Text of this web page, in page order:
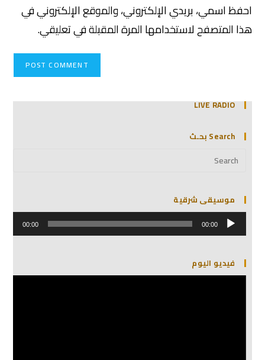
احفظ اسمي، بريدي الإلكتروني، والموقع الإلكتروني في
هذا المتصفح لاستخدامها المرة المقبلة في تعليقي.
LIVE RADIO
Search بحـث
موسيقى شرقية
مشغل
الصوت 00:00
00:00
فيديو اليوم